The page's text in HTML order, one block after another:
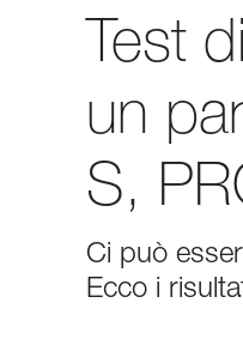
Test
un
S,
Ci può
Ecco i